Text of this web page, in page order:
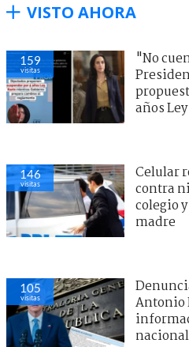
VISTO AHORA
159
visitas
"No
años
146
visitas
Celular
contra
colegio
madre
105
visitas
Antonio
nacional